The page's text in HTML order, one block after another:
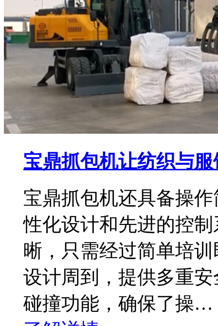
宝鼎抓包机让纺织与
宝鼎抓包机还具备操
性化设计和先进的控
晰，只需经过简单培
设计周到，提供多重
碰撞功能，确保了操…